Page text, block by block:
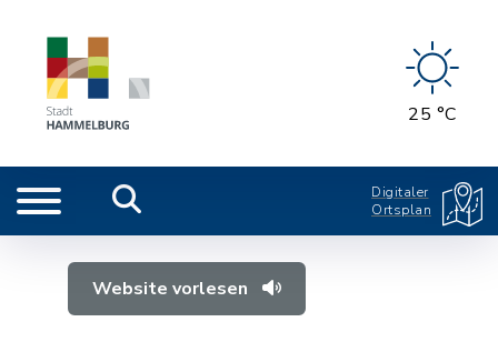
25 °C
Digitaler
Ortsplan
Website vorlesen